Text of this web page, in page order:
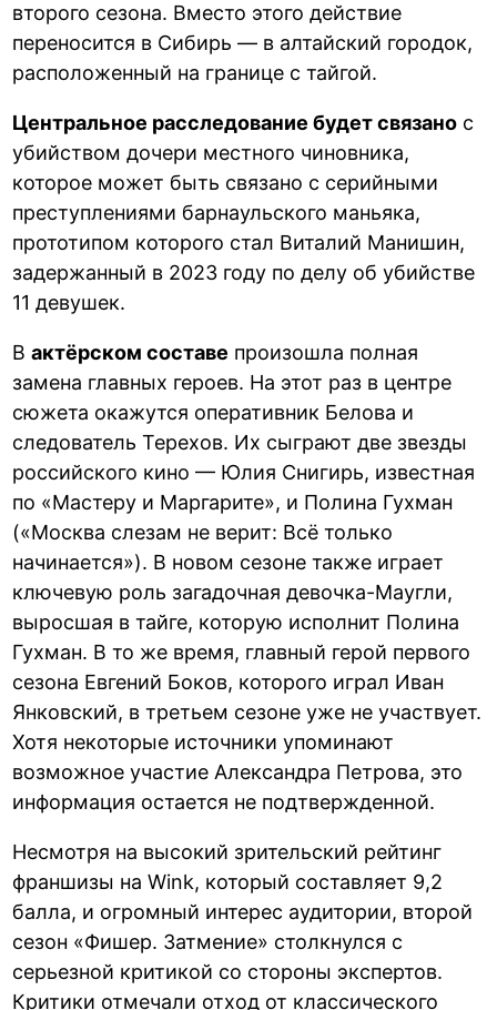
второго сезона. Вместо этого действие
переносится в Сибирь — в алтайский городок,
расположенный на границе с тайгой.
Центральное расследование будет связано с
убийством дочери местного чиновника,
которое может быть связано с серийными
преступлениями барнаульского маньяка,
прототипом которого стал Виталий Манишин,
задержанный в 2023 году по делу об убийстве
11 девушек.
Вактёрском составе произошла полная
замена главных героев. На этот раз в центре
сюжета окажутся оперативник Белова и
следователь Терехов. Их сыграют две звезды
российского кино — Юлия Снигирь, известная
по «Мастеру и Маргарите», и Полина Гухман
(«Москва слезам не верит: Всё только
начинается»). В новом сезоне также играет
ключевую роль загадочная девочка-Маугли,
выросшая в тайге, которую исполнит Полина
Гухман. В то же время, главный герой первого
сезона Евгений Боков, которого играл Иван
Янковский, в третьем сезоне уже не участвует.
Хотя некоторые источники упоминают
возможное участие Александра Петрова, это
информация остается не подтвержденной.
Несмотря на высокий зрительский рейтинг
франшизы на Wink, который составляет 9,2
балла, и огромный интерес аудитории, второй
сезон «Фишер. Затмение» столкнулся с
серьезной критикой со стороны экспертов.
Критики отмечали отход от классического